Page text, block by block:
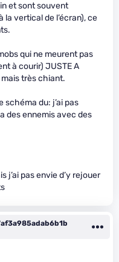
et sont souvent
la vertical de l’écran), ce
qui ne meurent pas
à courir) JUSTE A
mais très chiant.
du: j’ai pas
des ennemis avec des
j’ai pas envie d’y rejouer